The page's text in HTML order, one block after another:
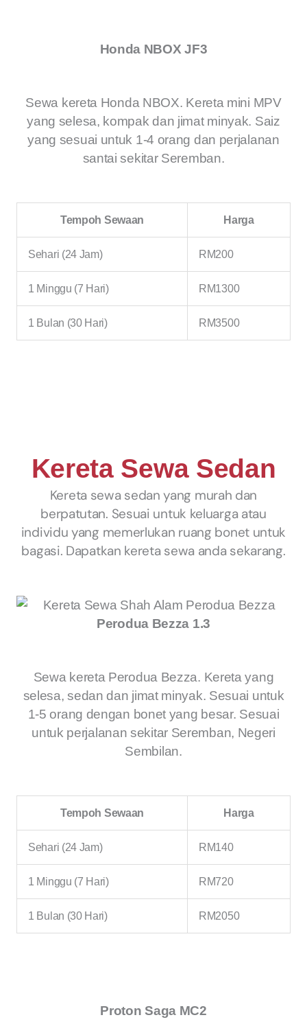
Honda NBOX JF3
Sewa kereta Honda NBOX. Kereta mini MPV
yang selesa, kompak dan jimat minyak. Saiz
yang sesuai untuk 1-4 orang dan perjalanan
santai sekitar Seremban.
Tempoh Sewaan Harga
Sehari (24 Jam) RM200
1 Minggu (7 Hari) RM1300
1 Bulan (30 Hari) RM3500
Kereta Sewa Sedan
Kereta sewa sedan yang murah dan
berpatutan. Sesuai untuk keluarga atau
individu yang memerlukan ruang bonet untuk
bagasi. Dapatkan kereta sewa anda sekarang.
Perodua Bezza 1.3
Sewa kereta Perodua Bezza. Kereta yang
selesa, sedan dan jimat minyak. Sesuai untuk
1-5 orang dengan bonet yang besar. Sesuai
untuk perjalanan sekitar Seremban, Negeri
Sembilan.
Tempoh Sewaan Harga
Sehari (24 Jam) RM140
1 Minggu (7 Hari) RM720
1 Bulan (30 Hari) RM2050
Proton Saga MC2